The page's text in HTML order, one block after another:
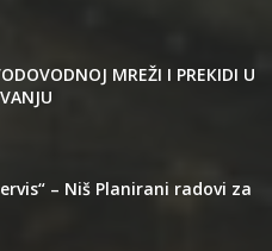
MREŽI I PREКIDI U
– Niš Planirani radovi za